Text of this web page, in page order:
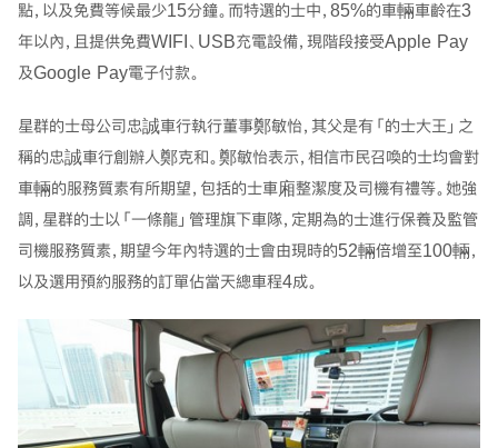
點，以及免費等候最少15分鐘。而特選的士中，85%的車輛車齡在3
年以內，且提供免費WIFI、USB充電設備，現階段接受Apple Pay
及Google Pay電子付款。
星群的士母公司忠誠車行執行董事鄭敏怡，其父是有「的士大王」之
稱的忠誠車行創辦人鄭克和。鄭敏怡表示，相信市民召喚的士均會對
車輛的服務質素有所期望，包括的士車廂整潔度及司機有禮等。她強
調，星群的士以「一條龍」管理旗下車隊，定期為的士進行保養及監管
司機服務質素，期望今年內特選的士會由現時的52輛倍增至100輛，
以及選用預約服務的訂單佔當天總車程4成。